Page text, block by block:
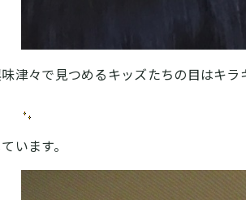
津々で見つめるキッズたちの目はキラ
います。